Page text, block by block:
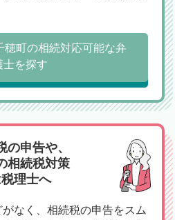
穂町の相続対応可能な弁
士を探す
の申告や、
相続税対策
理士へ
なく、相続税の申告をスム